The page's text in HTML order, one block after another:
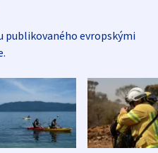
publikovaného evropskými